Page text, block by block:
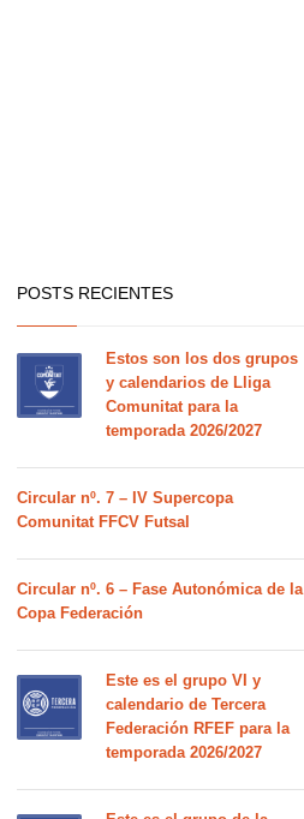
POSTS RECIENTES
Estos son los dos grupos
y calendarios de Lliga
Comunitat para la
temporada 2026/2027
Circular nº. 7 – IV Supercopa
Comunitat FFCV Futsal
Circular nº. 6 – Fase Autonómica de la
Copa Federación
Este es el grupo VI y
calendario de Tercera
Federación RFEF para la
temporada 2026/2027